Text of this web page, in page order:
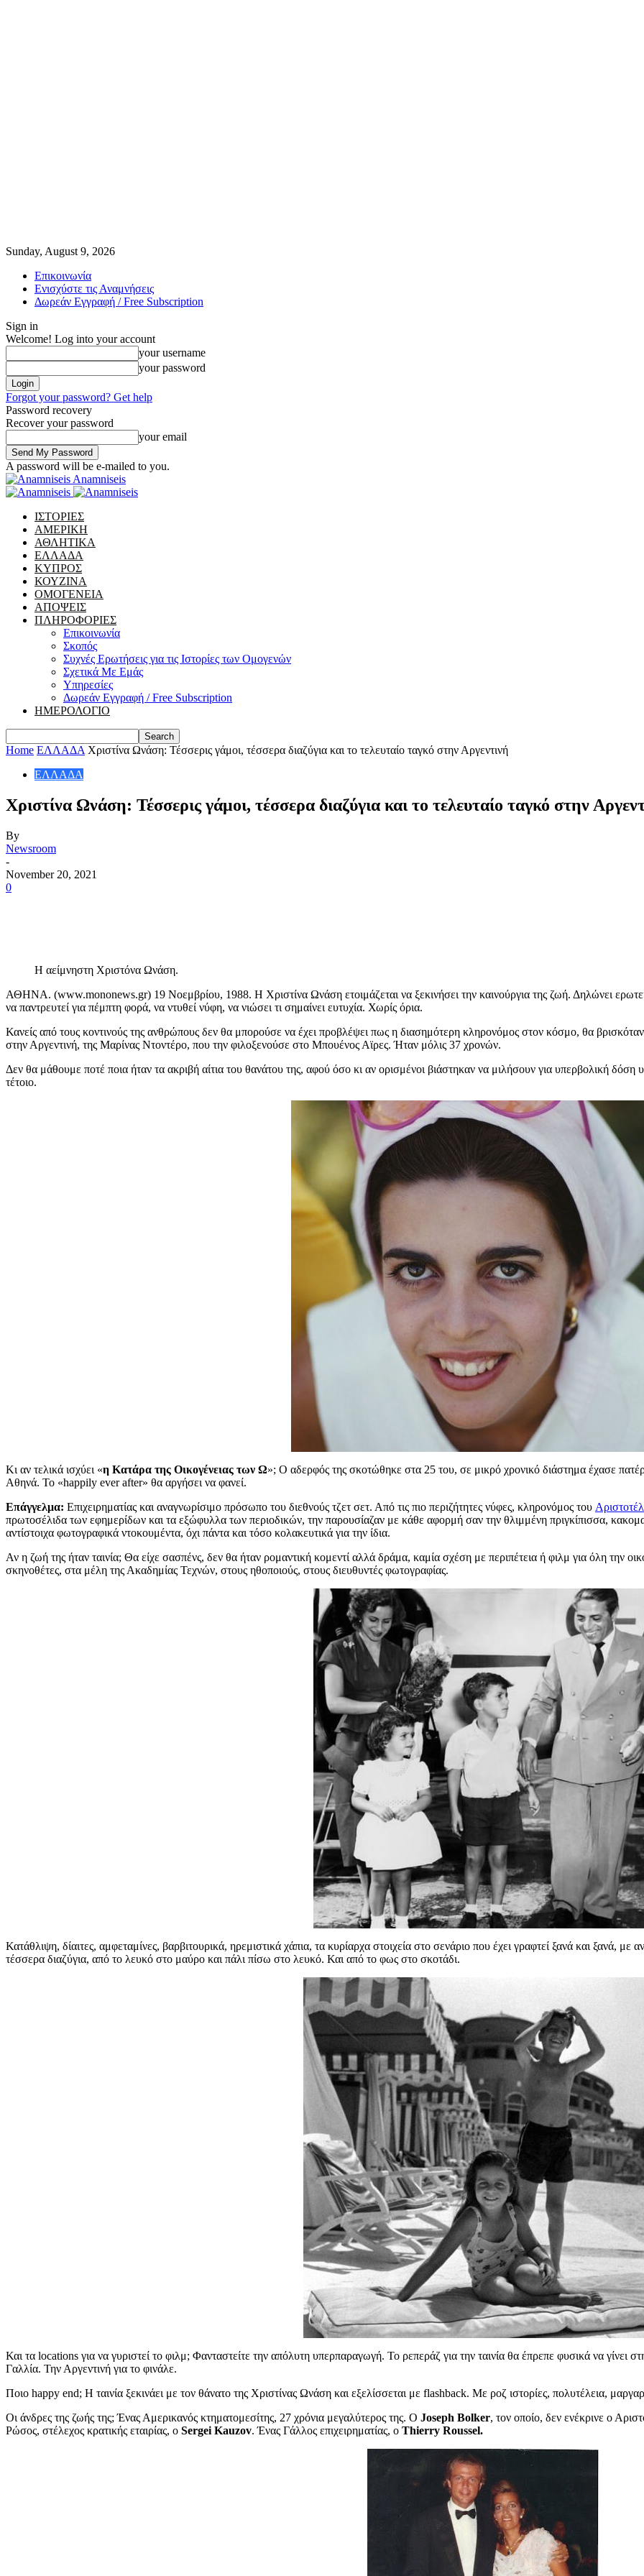
Sunday, August 9, 2026
Επικοινωνία
Ενισχύστε τις Αναμνήσεις
Δωρεάν Εγγραφή / Free Subscription
Sign in
Welcome! Log into your account
your username
your password
Forgot your password? Get help
Password recovery
Recover your password
your email
A password will be e-mailed to you.
Anamniseis
ΙΣΤΟΡΙΕΣ
ΑΜΕΡΙΚΗ
ΑΘΛΗΤΙΚΑ
ΕΛΛΑΔΑ
ΚΥΠΡΟΣ
ΚΟΥΖΙΝΑ
ΟΜΟΓΕΝΕΙΑ
ΑΠΟΨΕΙΣ
ΠΛΗΡΟΦΟΡΙΕΣ
Επικοινωνία
Σκοπός
Συχνές Ερωτήσεις για τις Ιστορίες των Ομογενών
Σχετικά Με Εμάς
Υπηρεσίες
Δωρεάν Εγγραφή / Free Subscription
ΗΜΕΡΟΛΟΓΙΟ
Home ΕΛΛΑΔΑ Χριστίνα Ωνάση: Τέσσερις γάμοι, τέσσερα διαζύγια και το τελευταίο ταγκό στην Αργεντινή
ΕΛΛΑΔΑ
Χριστίνα Ωνάση: Τέσσερις γάμοι, τέσσερα διαζύγια και το τελευταίο ταγκό στην
By
Newsroom
-
November 20, 2021
0
Η αείμνηστη Χριστόνα Ωνάση.
ΑΘΗΝΑ. (www.mononews.gr) 19 Νοεμβρίου, 1988. Η Χριστίνα Ωνάση ετοιμάζεται να ξεκινήσει την καινούργια της ζωή. Δηλώνει
να παντρευτεί για πέμπτη φορά, να ντυθεί νύφη, να νιώσει τι σημαίνει ευτυχία. Χωρίς όρια.
Κανείς από τους κοντινούς της ανθρώπους δεν θα μπορούσε να έχει προβλέψει πως η διασημότερη κληρονόμος στον κόσμο, θα βρισκόταν
στην Αργεντινή, της Μαρίνας Ντοντέρο, που την φιλοξενούσε στο Μπουένος Αϊρες. Ήταν μόλις 37 χρονών.
Δεν θα μάθουμε ποτέ ποια ήταν τα ακριβή αίτια του θανάτου της, αφού όσο κι αν ορισμένοι βιάστηκαν να μιλήσουν για υπερβολική δόση
τέτοιο.
Κι αν τελικά ισχύει «η Κατάρα της Οικογένειας των Ω»; Ο αδερφός της σκοτώθηκε στα 25 του, σε μικρό χρονικό διάστημα έχασε
Αθηνά. Το «happily ever after» θα αργήσει να φανεί.
Επάγγελμα: Επιχειρηματίας και αναγνωρίσιμο πρόσωπο του διεθνούς τζετ σετ. Από τις πιο περιζήτητες νύφες, κληρονόμος του
πρωτοσέλιδα των εφημερίδων και τα εξώφυλλα των περιοδικών, την παρουσίαζαν με κάθε αφορμή σαν την θλιμμένη πριγκίπισσα,
αντίστοιχα φωτογραφικά ντοκουμέντα, όχι πάντα και τόσο κολακευτικά για την ίδια.
Αν η ζωή της ήταν ταινία; Θα είχε σασπένς, δεν θα ήταν ρομαντική κομεντί αλλά δράμα, καμία σχέση με περιπέτεια ή φιλμ για όλη την
σκηνοθέτες, στα μέλη της Ακαδημίας Τεχνών, στους ηθοποιούς, στους διευθυντές φωτογραφίας.
Κατάθλιψη, δίαιτες, αμφεταμίνες, βαρβιτουρικά, ηρεμιστικά χάπια, τα κυρίαρχα στοιχεία στο σενάριο που έχει γραφτεί ξανά και ξανά,
τέσσερα διαζύγια, από το λευκό στο μαύρο και πάλι πίσω στο λευκό. Και από το φως στο σκοτάδι.
Και τα locations για να γυριστεί το φιλμ; Φανταστείτε την απόλυτη υπερπαραγωγή. Το ρεπεράζ για την ταινία θα έπρεπε φυσικά να γίνει
Γαλλία. Την Αργεντινή για το φινάλε.
Ποιο happy end; H ταινία ξεκινάει με τον θάνατο της Χριστίνας Ωνάση και εξελίσσεται με flashback. Με ροζ ιστορίες, πολυτέλεια,
Οι άνδρες της ζωής της; Ένας Αμερικανός κτηματομεσίτης, 27 χρόνια μεγαλύτερος της. Ο Joseph Bolker, τον οποίο, δεν ενέκρινε ο
Ρώσος, στέλεχος κρατικής εταιρίας, ο Sergei Kauzov. Ένας Γάλλος επιχειρηματίας, ο Τhierry Roussel.